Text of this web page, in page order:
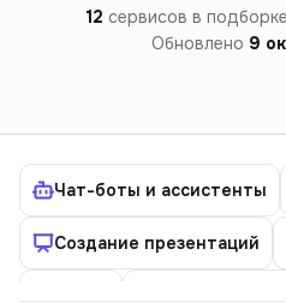
12 сервисов в подборке
Обновлено 9
Чат-боты и ассистенты
Создание презентаций
Видео Аудио (голос